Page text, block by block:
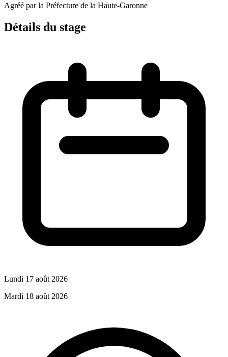
Agréé par la Préfecture de la Haute-Garonne
Détails du stage
Lundi 17 août 2026
Mardi 18 août 2026